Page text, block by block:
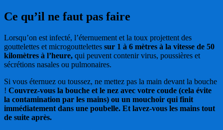
Ce qu’il ne faut pas faire
Lorsqu’on est infecté, l’éternuement et la toux projettent des
gouttelettes et microgouttelettes sur 1 à 6 mètres à la vitesse de 50
kilomètres à l’heure, qui peuvent contenir virus, poussières et
sécrétions nasales ou pulmonaires.
Si vous éternuez ou toussez, ne mettez pas la main devant la bouche
! Couvrez-vous la bouche et le nez avec votre coude (cela évite
la contamination par les mains) ou un mouchoir qui finit
immédiatement dans une poubelle. Et lavez-vous les mains tout
de suite après.